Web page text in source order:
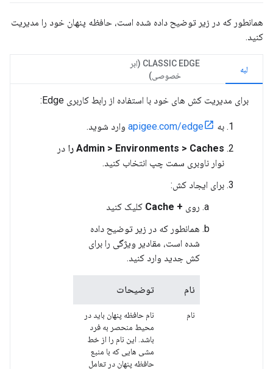
همانطور که در زیر توضیح داده شده است، حافظه پنهان خود را مدیریت
کنید.
لبه
CLASSIC EDGE (ابر
خصوصی)
برای مدیریت کش های خود با استفاده از رابط کاربری Edge:
به apigee.com/edge وارد شوید.
Admin > Environments > Caches را
در
نوار ناوبری سمت چپ انتخاب کنید.
برای ایجاد کش:
روی + Cache
کلیک کنید
همانطور که در زیر توضیح داده
شده است، مقادیر ویژگی را برای
کش جدید وارد کنید.
نام توضیحات
نام
نام حافظه پنهان باید در
محیط منحصر به فرد
باشد. این نام را از خط
مشی هایی که با منبع
حافظه پنهان در تعامل